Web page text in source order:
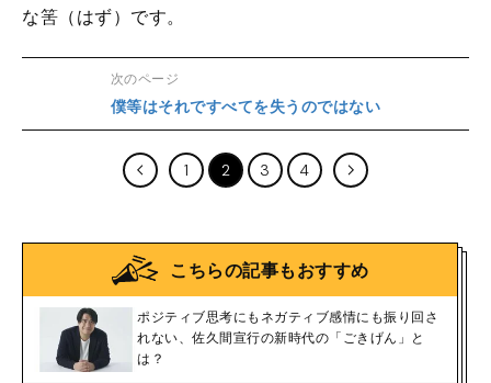
な筈（はず）です。
次のページ
僕等はそれですべてを失うのではない
1 2 3 4
こちらの記事もおすすめ
ポジティブ思考にもネガティブ感情にも振り回さ
れない、佐久間宣行の新時代の「ごきげん」と
は？